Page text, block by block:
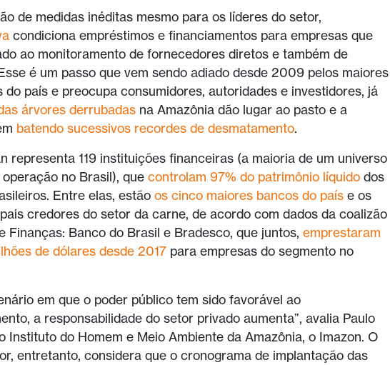
de medidas inéditas mesmo para os líderes do setor,
condiciona empréstimos e financiamentos para empresas que
ao monitoramento de fornecedores diretos e também de
é um passo que vem sendo adiado desde 2009 pelos maiores
país e preocupa consumidores, autoridades e investidores, já
árvores derrubadas na Amazônia dão lugar ao pasto e a
batendo sucessivos recordes de desmatamento.
representa 119 instituições financeiras (a maioria de um universo
operação no Brasil), quecontrolam 97% do patrimônio líquido dos
Entre elas, estãoos cinco maiores bancos do país e os
credores do setor da carne, de acordo com dados da coalizão
Finanças: Banco do Brasil e Bradesco, que juntos,emprestaram
de dólares desde 2017 para empresas do segmento no
em que o poder público tem sido favorável ao
a responsabilidade do setor privado aumenta”, avalia Paulo
Instituto do Homem e Meio Ambiente da Amazônia, o Imazon. O
entretanto, considera que o cronograma de implantação das